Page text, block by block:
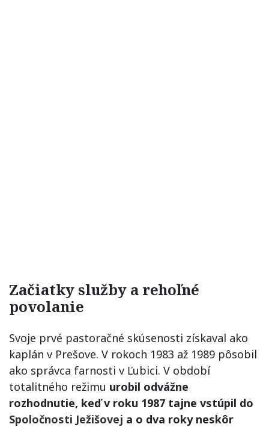
Začiatky služby a rehoľné
povolanie
Svoje prvé pastoračné skúsenosti získaval ako
kaplán v Prešove. V rokoch 1983 až 1989 pôsobil
ako správca farnosti v Ľubici. V období
totalitného režimu urobil odvážne
rozhodnutie, keď v roku 1987 tajne vstúpil do
Spoločnosti Ježišovej a o dva roky neskôr